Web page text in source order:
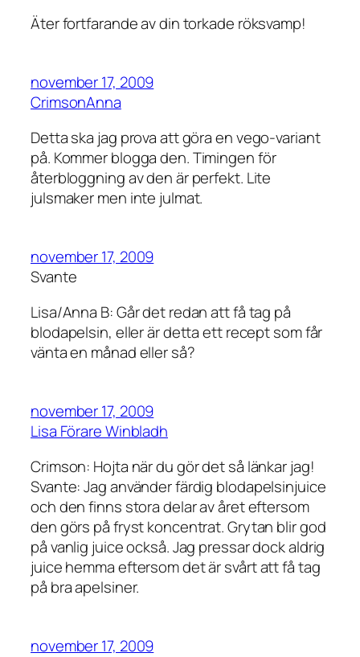
Äter fortfarande av din torkade röksvamp!
november 17, 2009
CrimsonAnna
Detta ska jag prova att göra en vego-variant
på. Kommer blogga den. Timingen för
återbloggning av den är perfekt. Lite
julsmaker men inte julmat.
november 17, 2009
Svante
Lisa/Anna B: Går det redan att få tag på
blodapelsin, eller är detta ett recept som får
vänta en månad eller så?
november 17, 2009
Lisa Förare Winbladh
Crimson: Hojta när du gör det så länkar jag!
Svante: Jag använder färdig blodapelsinjuice
och den finns stora delar av året eftersom
den görs på fryst koncentrat. Grytan blir god
på vanlig juice också. Jag pressar dock aldrig
juice hemma eftersom det är svårt att få tag
på bra apelsiner.
november 17, 2009